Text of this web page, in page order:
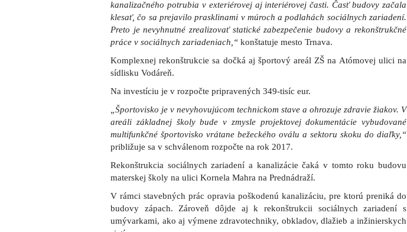
kanalizačného potrubia v exteriérovej aj interiérovej časti. Časť budovy začala
klesať, čo sa prejavilo prasklinami v múroch a podlahách sociálnych zariadení.
Preto je nevyhnutné zrealizovať statické zabezpečenie budovy a rekonštrukčné
práce v sociálnych zariadeniach,“ konštatuje mesto Trnava.
Komplexnej rekonštrukcie sa dočká aj športový areál ZŠ na Atómovej ulici na
sídlisku Vodáreň.
Na investíciu je v rozpočte pripravených 349-tisíc eur.
„Športovisko je v nevyhovujúcom technickom stave a ohrozuje zdravie žiakov. V
areáli základnej školy bude v zmysle projektovej dokumentácie vybudované
multifunkčné športovisko vrátane bežeckého oválu a sektoru skoku do diaľky,“
približuje sa v schválenom rozpočte na rok 2017.
Rekonštrukcia sociálnych zariadení a kanalizácie čaká v tomto roku budovu
materskej školy na ulici Kornela Mahra na Prednádraží.
V rámci stavebných prác opravia poškodenú kanalizáciu, pre ktorú preniká do
budovy zápach. Zároveň dôjde aj k rekonštrukcii sociálnych zariadení s
umývarkami, ako aj výmene zdravotechniky, obkladov, dlažieb a inžinierskych